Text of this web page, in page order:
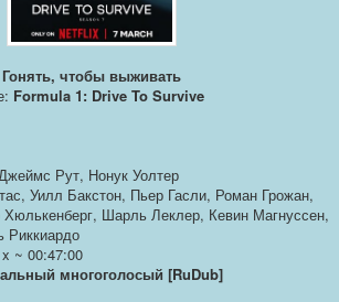
чтобы выживать
Formula 1: Drive To Survive
Рут, Нонук Уолтер
Уилл Бакстон, Пьер Гасли, Роман Грожан,
Шарль Леклер, Кевин Магнуссен,
Риккиардо
~ 00:47:00
многоголосый [RuDub]